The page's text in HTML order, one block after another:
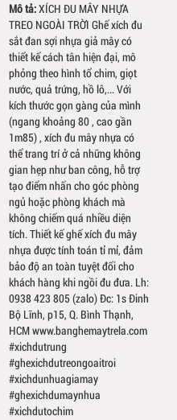
Mô tả:XÍCH ĐU MÂY NHỰA
TREO NGOÀI TRỜI Ghế xích đu
sắt đan sợi nhựa giả mây có
thiết kế cách tân hiện đại, mô
phỏng theo hình tổ chim, giọt
nước, quả trứng, hồ lô,... Với
kích thước gọn gàng của mình
(ngang khoảng 80 , cao gần
1m85) , xích đu mây nhựa có
thể trang trí ở cả những không
gian hẹp như ban công, hỗ trợ
tạo điểm nhấn cho góc phòng
ngủ hoặc phòng khách mà
không chiếm quá nhiều diện
tích. Thiết kế ghế xích đu mây
nhựa được tính toán tỉ mỉ, đảm
bảo độ an toàn tuyệt đối cho
khách hàng khi ngồi đu đưa. Lh:
0938 423 805 (zalo) Đc: 1s Đinh
Bộ Lĩnh, p15, Q. Bình Thạnh,
HCM www.banghemaytrela.com
#xichdutrung
#ghexichdutreongoaitroi
#xichdunhuagiamay
#ghexichdumaynhua
#xichdutochim